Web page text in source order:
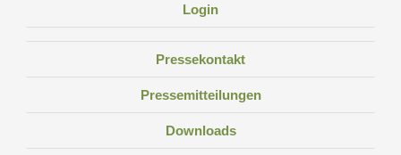
Login
Pressekontakt
Pressemitteilungen
Downloads